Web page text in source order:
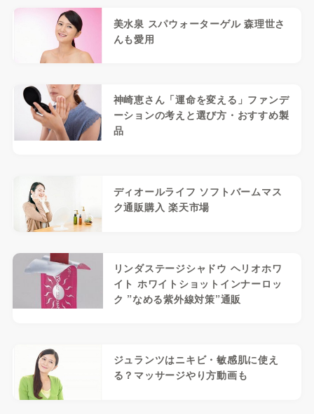
美水泉 スパウォーターゲル 森理世さ
んも愛用
神崎恵さん「運命を変える」ファンデ
ーションの考えと選び方・おすすめ製
品
ディオールライフ ソフトバームマス
ク通販購入 楽天市場
リンダステージシャドウ ヘリオホワ
イト ホワイトショットインナーロッ
ク ”なめる紫外線対策”通販
ジュランツはニキビ・敏感肌に使え
る？マッサージやり方動画も